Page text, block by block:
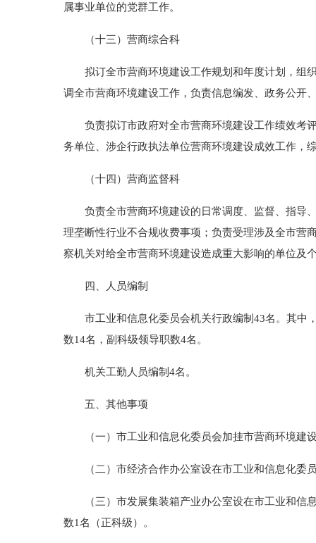
属事业单位的党群工作。
（十三）营商综合科
拟订全市营商环境建设工作规划和年度计划，组织
调全市营商环境建设工作，负责信息编发、政务公开
负责拟订市政府对全市营商环境建设工作绩效考评
务单位、涉企行政执法单位营商环境建设成效工作，
（十四）营商监督科
负责全市营商环境建设的日常调度、监督、指导、
理垄断性行业不合规收费事项；负责受理涉及全市营
察机关对给全市营商环境建设造成重大影响的单位及
四、人员编制
市工业和信息化委员会机关行政编制43名。其中，
数14名，副科级领导职数4名。
机关工勤人员编制4名。
五、其他事项
（一）市工业和信息化委员会加挂市营商环境建
（二）市经济合作办公室设在市工业和信息化委
（三）市发展集装箱产业办公室设在市工业和信息
数1名（正科级）。